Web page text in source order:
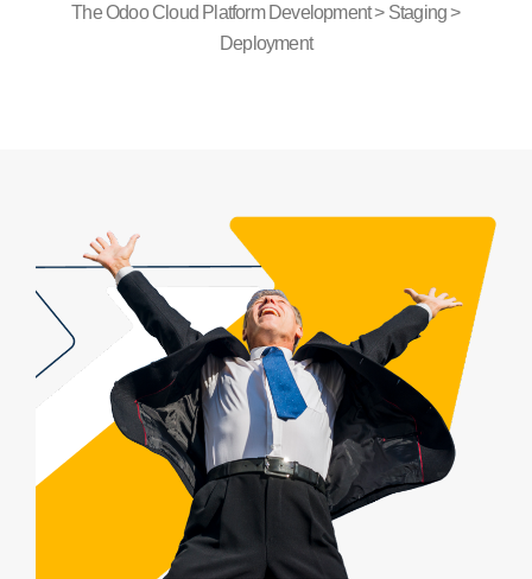
The Odoo Cloud Platform Development > Staging >
Deployment